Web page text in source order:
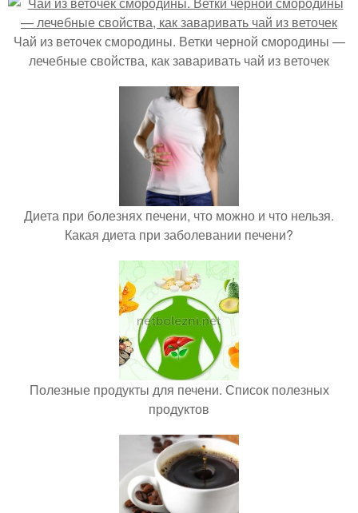
Чай из веточек смородины. Ветки черной смородины —
лечебные свойства, как заваривать чай из веточек
Диета при болезнях печени, что можно и что нельзя.
Какая диета при заболевании печени?
Полезные продукты для печени. Список полезных
продуктов